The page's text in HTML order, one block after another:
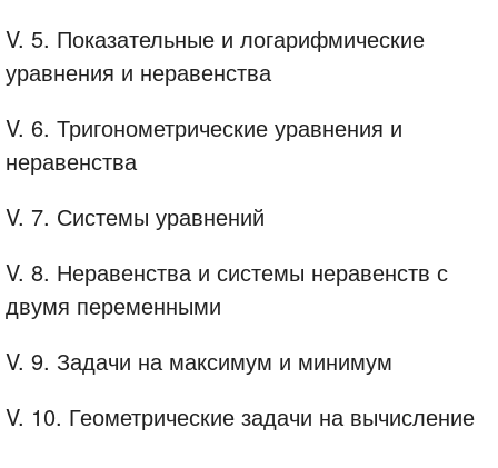
V. 5. Показательные и логарифмические
уравнения и неравенства
V. 6. Тригонометрические уравнения и
неравенства
V. 7. Системы уравнений
V. 8. Неравенства и системы неравенств с
двумя переменными
V. 9. Задачи на максимум и минимум
V. 10. Геометрические задачи на вычисление